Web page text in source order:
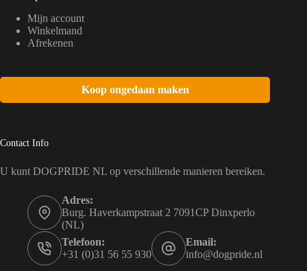
Mijn account
Winkelmand
Afrekenen
Koop ongedaan maken
Contact Info
U kunt DOGPRIDE NL op verschillende manieren bereiken.
Adres:
Burg. Haverkampstraat 2 7091CP Dinxperlo
(NL)
Telefoon:
+31 (0)31 56 55 930
Email:
info@dogpride.nl